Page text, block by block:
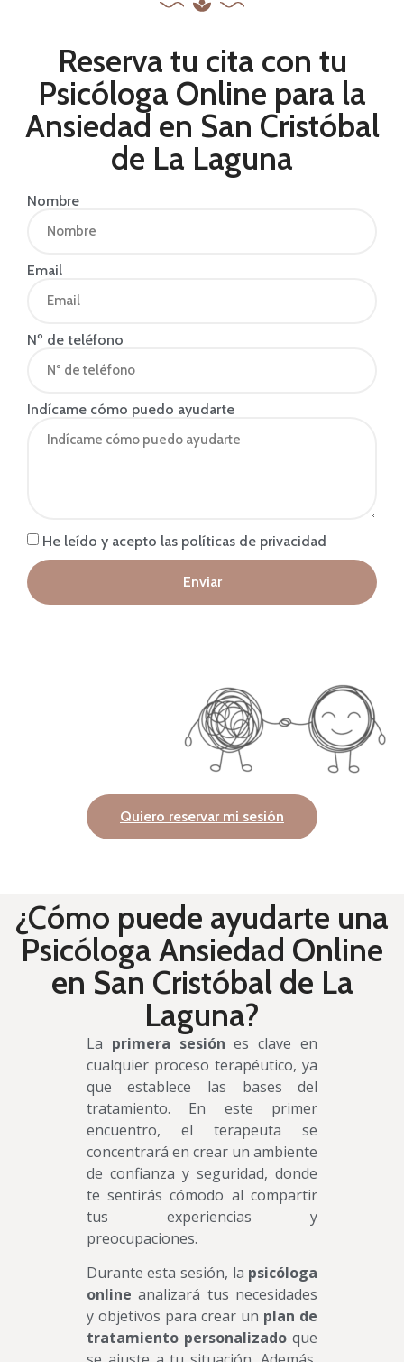
Reserva tu cita con tu
Psicóloga Online para la
Ansiedad en San Cristóbal
de La Laguna
Nombre
Email
Nº de teléfono
Indícame cómo puedo ayudarte
He leído y acepto las políticas de privacidad
Enviar
Quiero reservar mi sesión
¿Cómo puede ayudarte una
Psicóloga Ansiedad Online
en San Cristóbal de La
Laguna?
La primera sesión es clave en
cualquier proceso terapéutico, ya
que establece las bases del
tratamiento. En este primer
encuentro, el terapeuta se
concentrará en crear un ambiente
de confianza y seguridad, donde
te sentirás cómodo al compartir
tus experiencias y
preocupaciones.
Durante esta sesión, la psicóloga
online analizará tus necesidades
y objetivos para crear un plan de
tratamiento personalizado que